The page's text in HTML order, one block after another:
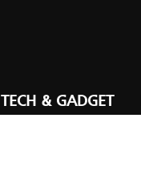
TECH & GADGET